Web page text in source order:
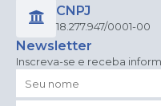
CNPJ
18.277.947/0001-00
Newsletter
Inscreva-se e receba